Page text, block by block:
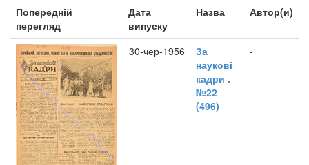
Попередній
перегляд
Дата
випуску
Назва Автор(и)
30-чер-1956
За
наукові
кадри .
№22
(496)
-